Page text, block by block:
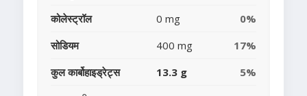
कोलेस्ट्रॉल
0 mg
0%
सोडियम
400 mg
17%
कुल कार्बोहाइड्रेट्स
13.3 g
5%